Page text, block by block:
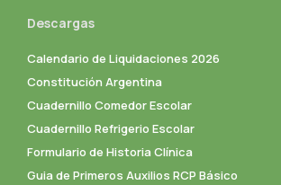
Descargas
Calendario de Liquidaciones 2026
Constitución Argentina
Cuadernillo Comedor Escolar
Cuadernillo Refrigerio Escolar
Formulario de Historia Clínica
Guia de Primeros Auxilios RCP Básico